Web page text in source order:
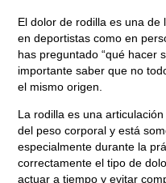
El dolor de rodilla es una
en deportistas como en
has preguntado“qué hacer
importante saber que no
el mismo origen.
La rodilla es una
del peso corporal y está
especialmente durante la
correctamente el tipo de
actuar a tiempo y evitar